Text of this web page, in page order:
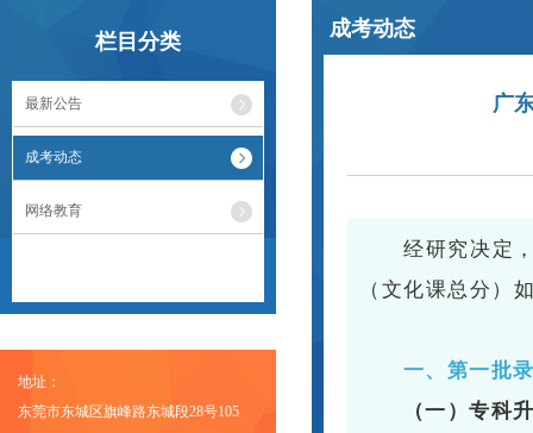
栏目分类
最新公告
成考动态
网络教育
地址：
东莞市东城区旗峰路东城段28号105
成考动态
广
经研究决定
（文化课总分）
一、第一批
（一）专科